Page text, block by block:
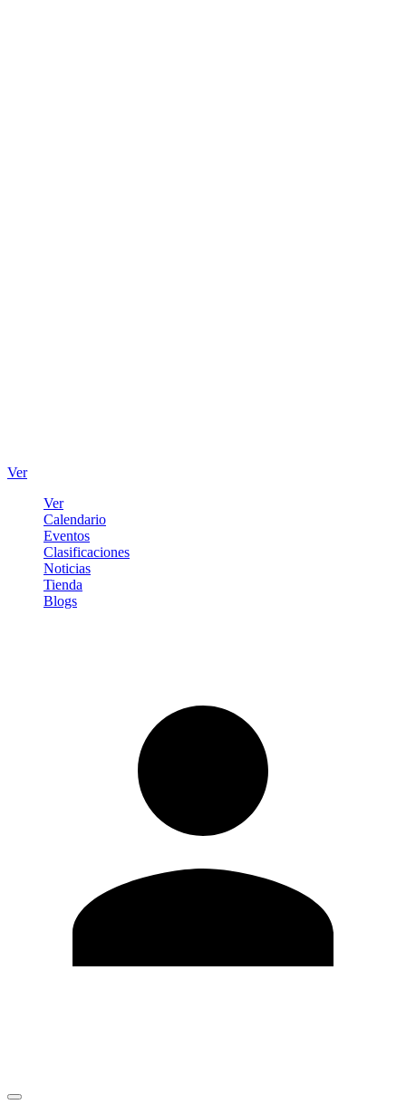
Ver
Ver
Calendario
Eventos
Clasificaciones
Noticias
Tienda
Blogs